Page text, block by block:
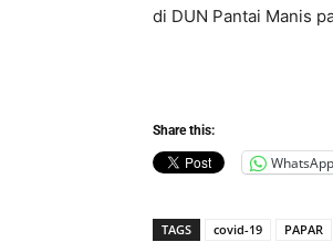
di DUN Pantai Manis
Share this:
WhatsApp
TAGS covid-19 PAPAR